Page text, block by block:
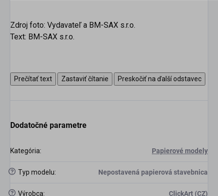
Zdroj foto: Vydavateľ a BM-SAX s.r.o.
Text: BM-SAX s.r.o.
Prečítať text Zastaviť čítanie Preskočiť na ďalší odstavec
Dodatočné parametre
Kategória: Papierové modely
? Typ modelu: Nepostavená papierová stavebnica
? Výrobca: ClickArt (CZ)